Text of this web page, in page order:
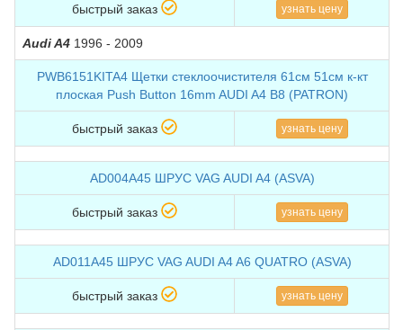
быстрый заказ узнать цену
Audi A4 1996 - 2009
PWB6151KITA4 Щетки стеклоочистителя 61см 51см к-кт
плоская Push Button 16mm AUDI A4 B8 (PATRON)
быстрый заказ узнать цену
AD004A45 ШРУС VAG AUDI A4 (ASVA)
быстрый заказ узнать цену
AD011A45 ШРУС VAG AUDI A4 A6 QUATRO (ASVA)
быстрый заказ узнать цену